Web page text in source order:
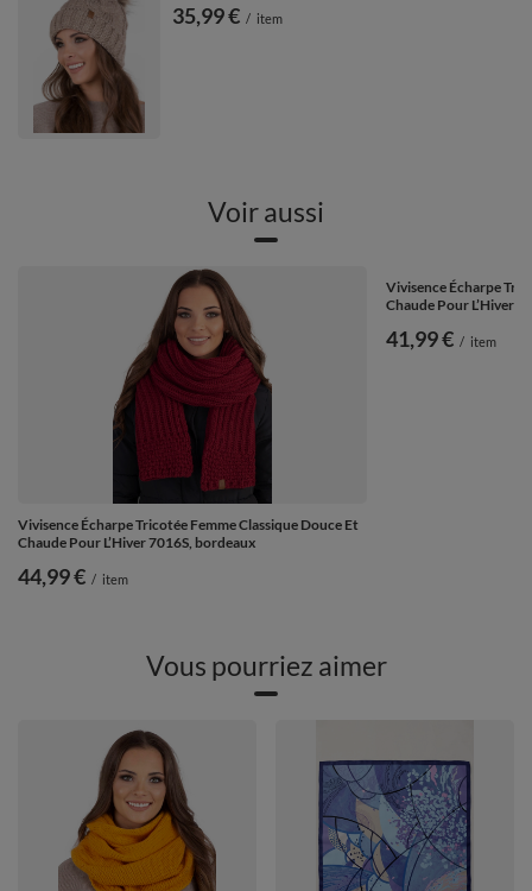
35,99 € / item
Voir aussi
Vivisence Écharpe Tricotée Femme Classique Douce Et
Chaude Pour L’Hiver 7016S, bordeaux
44,99 € / item
Vivisence Écharpe
Chaude Pour L’Hiver
41,99 € / item
Vous pourriez aimer